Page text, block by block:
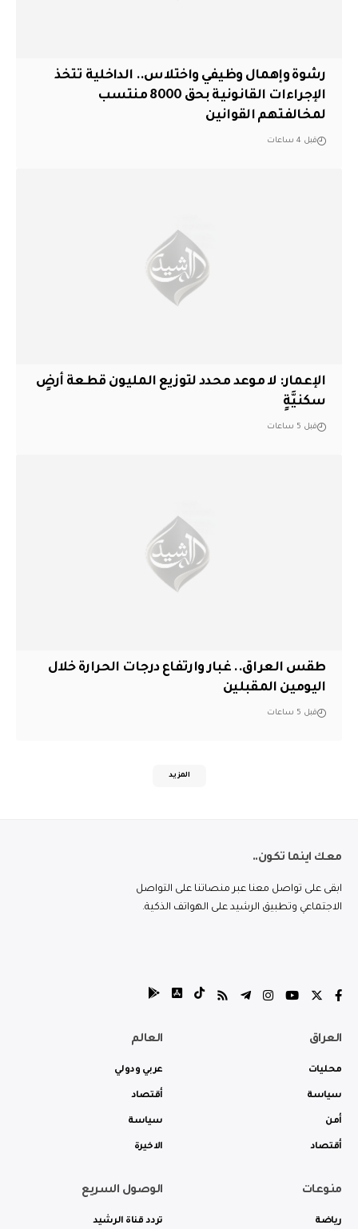
رشوة وإهمال وظيفي واختلاس.. الداخلية تتخذ
الإجراءات القانونية بحق 8000 منتسب
لمخالفتهم القوانين
قبل 4 ساعات
الإعمار: لا موعد محدد لتوزيع المليون قطعة أرضٍ
سكنيَّةٍ
قبل 5 ساعات
طقس العراق.. غبار وارتفاع درجات الحرارة خلال
اليومين المقبلين
قبل 5 ساعات
المزيد
معك اينما تكون..
ابقى على تواصل معنا عبر منصاتنا على التواصل
الاجتماعي وتطبيق الرشيد على الهواتف الذكية.
العراق
محليات
سياسة
أمن
أقتصاد
العالم
عربي ودولي
أقتصاد
سياسة
الاخيرة
منوعات
رياضة
الوصول السريع
تردد قناة الرشيد